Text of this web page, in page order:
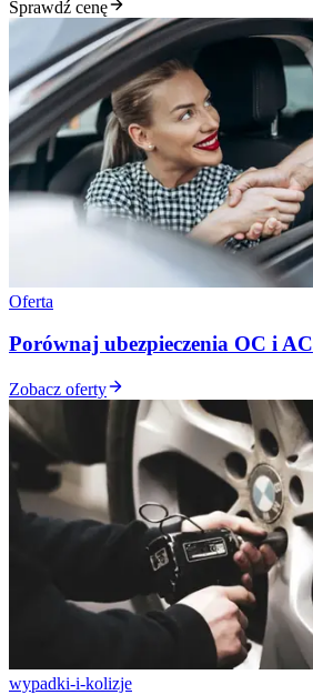
Sprawdź cenę
Oferta
Porównaj ubezpieczenia OC i AC
Zobacz oferty
wypadki-i-kolizje